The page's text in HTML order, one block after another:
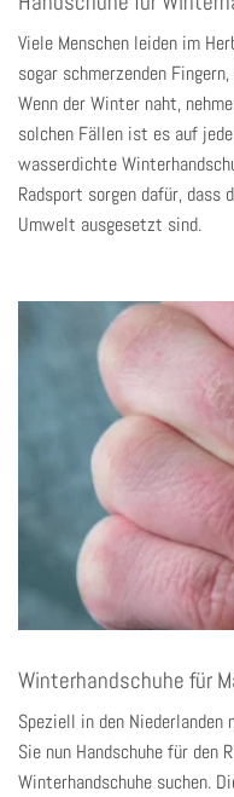
Viele Menschen leiden im
sogar schmerzenden
Wenn der Winter naht,
solchen Fällen ist es auf
wasserdichte
Radsport sorgen dafür, dass
Umwelt ausgesetzt sind.
Winterhandschuhe für
Speziell in den
Sie nun Handschuhe für den
Winterhandschuhe suchen.